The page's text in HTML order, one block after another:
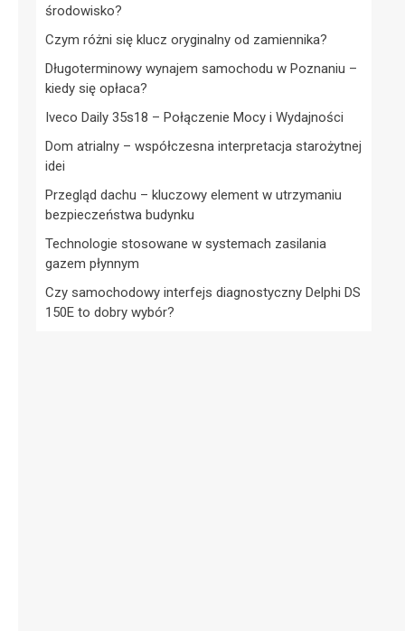
środowisko?
Czym różni się klucz oryginalny od zamiennika?
Długoterminowy wynajem samochodu w Poznaniu –
kiedy się opłaca?
Iveco Daily 35s18 – Połączenie Mocy i Wydajności
Dom atrialny – współczesna interpretacja starożytnej
idei
Przegląd dachu – kluczowy element w utrzymaniu
bezpieczeństwa budynku
Technologie stosowane w systemach zasilania
gazem płynnym
Czy samochodowy interfejs diagnostyczny Delphi DS
150E to dobry wybór?